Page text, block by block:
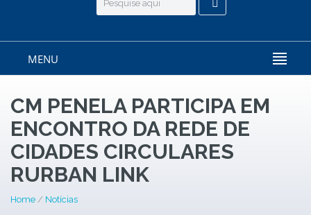
MENU
CM PENELA PARTICIPA EM
ENCONTRO DA REDE DE
CIDADES CIRCULARES
RURBAN LINK
Home / Notícias